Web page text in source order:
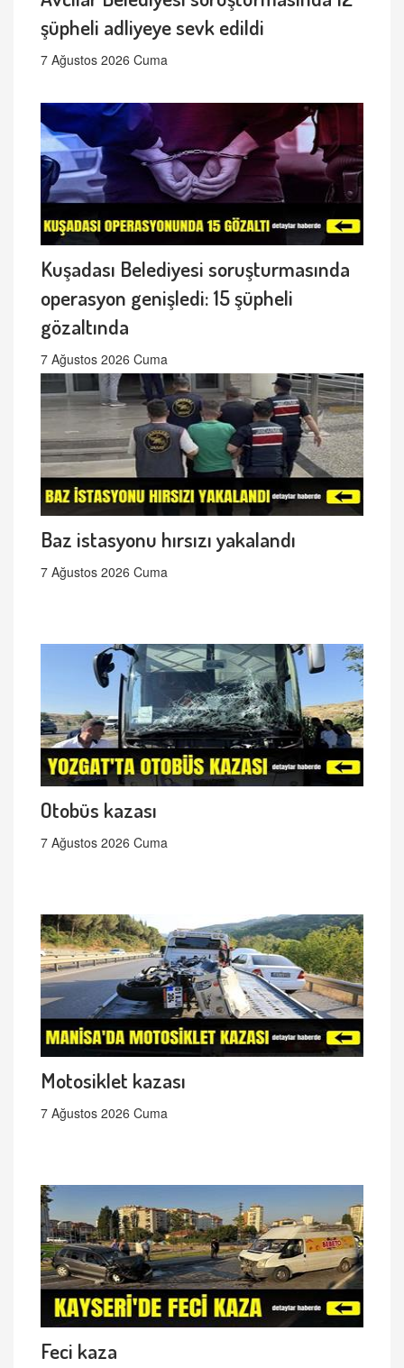
şüpheli adliyeye sevk edildi
7 Ağustos 2026 Cuma
Kuşadası Belediyesi soruşturmasında
operasyon genişledi: 15 şüpheli
gözaltında
7 Ağustos 2026 Cuma
Baz istasyonu hırsızı yakalandı
7 Ağustos 2026 Cuma
Otobüs kazası
7 Ağustos 2026 Cuma
Motosiklet kazası
7 Ağustos 2026 Cuma
Feci kaza